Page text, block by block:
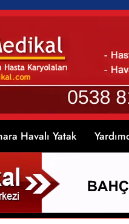
Havalı Yatak